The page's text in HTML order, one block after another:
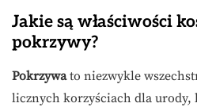
Jakie są właściwości
pokrzywy?
Pokrzywato niezwykle
licznych korzyściach dla urody,